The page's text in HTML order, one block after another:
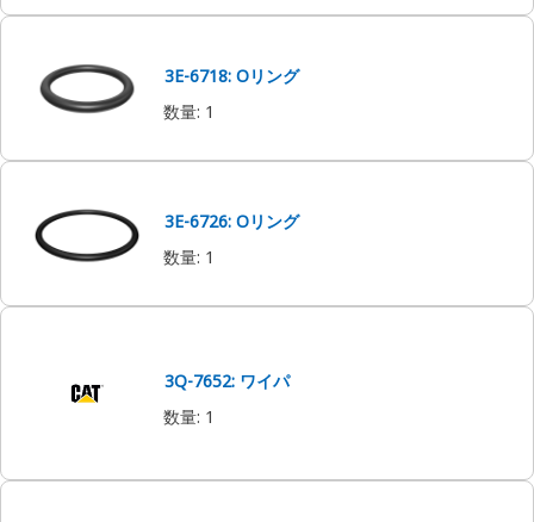
3E-6718: Oリング
数量: 1
3E-6726: Oリング
数量: 1
3Q-7652: ワイパ
数量: 1